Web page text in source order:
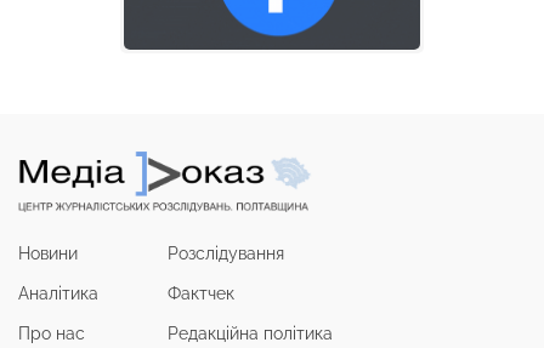
Новини
Аналітика
Про нас
Розслідування
Фактчек
Редакційна політика